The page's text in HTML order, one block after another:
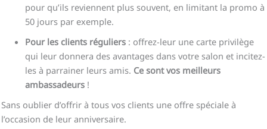
pour qu’ils reviennent plus souvent, en limitant la promo à
50 jours par exemple.
Pour les clients réguliers : offrez-leur une carte privilège
qui leur donnera des avantages dans votre salon et incitez-
les à parrainer leurs amis. Ce sont vos meilleurs
ambassadeurs !
Sans oublier d’offrir à tous vos clients une offre spéciale à
l’occasion de leur anniversaire.